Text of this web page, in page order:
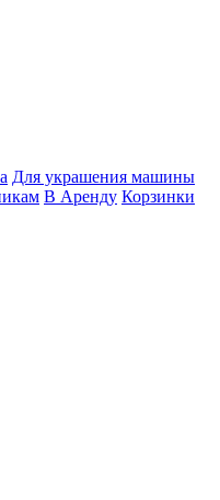
Для украшения машины
В Аренду Корзинки